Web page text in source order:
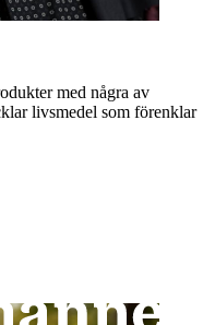
med några av
livsmedel som förenklar